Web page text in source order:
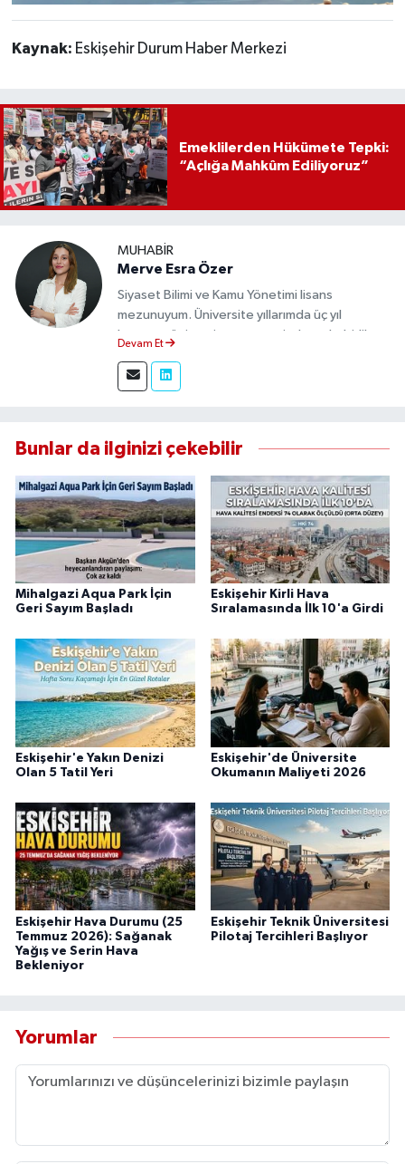
Kaynak: Eskişehir Durum Haber Merkezi
Emeklilerden Hükümete Tepki:
“Açlığa Mahkûm Ediliyoruz”
MUHABIR
Merve Esra Özer
Siyaset Bilimi ve Kamu Yönetimi lisans
mezunuyum. Üniversite yıllarımda üç yıl
boyunca üniversite gazetesinde muhabirlik
Haber'de sahadan doğru ve tarafsız bilgi
aktarımı sağlamaktayım.
Devam Et
Bunlar da ilginizi çekebilir
Mihalgazi Aqua Park İçin
Geri Sayım Başladı
Eskişehir Kirli Hava
Sıralamasında İlk 10'a Girdi
Eskişehir'e Yakın Denizi
Olan 5 Tatil Yeri
Eskişehir'de Üniversite
Okumanın Maliyeti 2026
Eskişehir Hava Durumu (25
Temmuz 2026): Sağanak
Yağış ve Serin Hava
Bekleniyor
Eskişehir Teknik Üniversitesi
Pilotaj Tercihleri Başlıyor
Yorumlar